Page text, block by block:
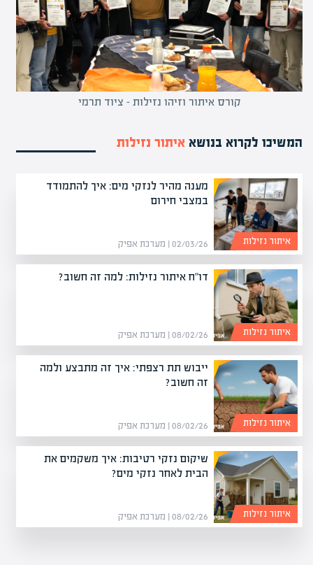
קורס איתור וזיהו נזילות – ציוד תרמי
המשיכו לקרוא בנושא איתור נזילות
מענה מהיר לנזקי מים: איך להתמודד
במצבי חירום
02/03/26 | מערכת אפיק איתור נזילות
דו"ח איתור נזילות: למה זה חשוב?
08/02/26 | מערכת אפיק איתור נזילות
ייבוש תת רצפתי: איך זה מתבצע ולמה
זה חשוב?
08/02/26 | מערכת אפיק איתור נזילות
שיקום נזקי רטיבות: איך משקמים את
הבית לאחר נזקי מים?
08/02/26 | מערכת אפיק איתור נזילות